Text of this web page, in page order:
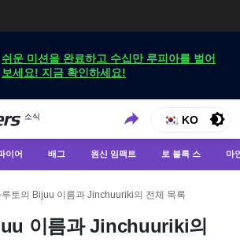
쉬운 미션을 완료하고 수십만 루피아를 벌어
보세요! 지금 확인하세요!
VCGamers 뉴스
소식
VCGamers에서만 최신 게임 뉴스 받기
KO
이어 배그 원신 임팩트 로 블록 스 마
루토의 Bijuu 이름과 Jinchuuriki의 전체 목록
이름과 Jinchuuriki의